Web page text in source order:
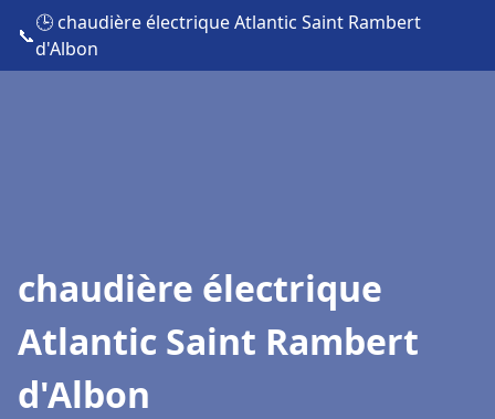
📞
🕒 chaudière électrique Atlantic Saint Rambert
d'Albon
chaudière électrique
Atlantic Saint Rambert
d'Albon